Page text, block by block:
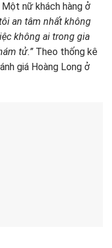
nữ khách hàng ở
an tâm nhất không
không ai trong gia
tử.” Theo thống kê
giá Hoàng Long ở